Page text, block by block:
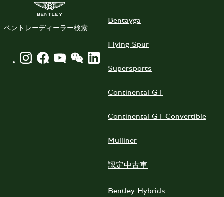
ベントレーディーラー検索
INSTAGRAM LOGO"
FACEBOOK LOGO"
YOUTUBE LOGO"
WECHAT LOGO"
Bentayga
Flying Spur
Supersports
Continental GT
Continental GT Convertible
Mulliner
認定中古車
Bentley Hybrids